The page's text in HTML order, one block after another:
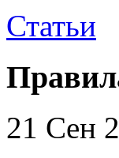
Статьи
21 Сен